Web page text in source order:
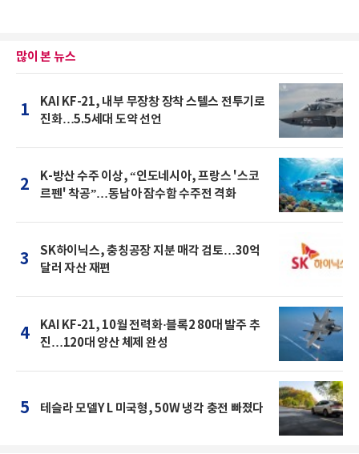
많이 본 뉴스
1
KAI KF-21, 내부 무장창 장착 스텔스 전투기로
진화…5.5세대 도약 선언
2
K-방산 수주 이상, “인도네시아, 프랑스 '스코
르펜' 착공”…동남아 잠수함 수주전 격화
3
SK하이닉스, 충칭공장 지분 매각 검토…30억
달러 자산 재편
4
KAI KF-21, 10월 전력화·블록2 80대 발주 추
진…120대 양산 체제 완성
5 테슬라 모델Y L 미국형, 50W 냉각 충전 빠졌다